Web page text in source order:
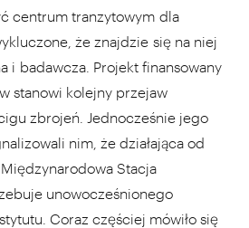
centrum tranzytowym dla
że znajdzie się na niej
i badawcza. Projekt finansowany
stanowi kolejny przejaw
zbrojeń. Jednocześnie jego
nim, że działająca od
Stacja
unowocześnionego
Coraz częściej mówiło się